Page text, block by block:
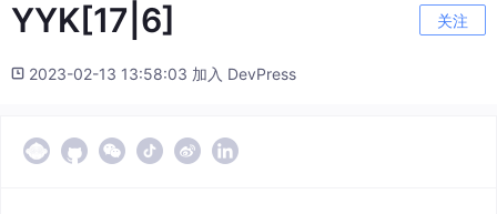
YYK[17|6] 关注
2023-02-13 13:58:03 加入 DevPress